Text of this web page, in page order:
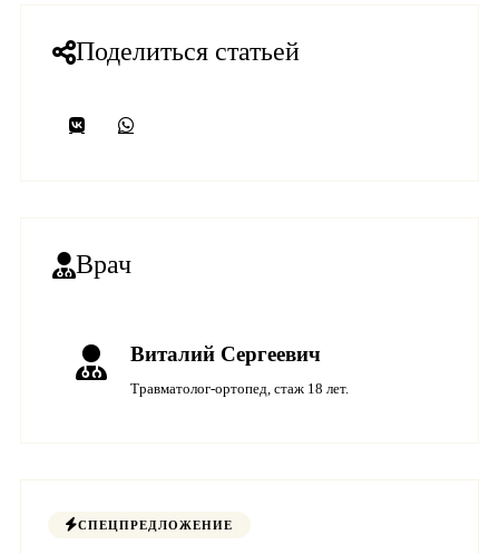
Поделиться статьей
Врач
Виталий Сергеевич
Травматолог-ортопед, стаж 18 лет.
СПЕЦПРЕДЛОЖЕНИЕ